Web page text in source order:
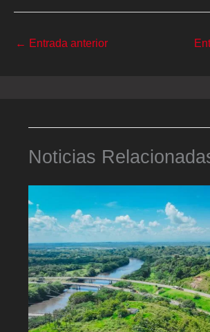
← Entrada anterior
Noticias